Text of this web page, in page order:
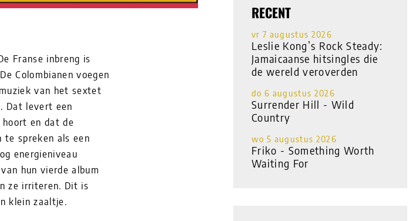
Franse inbreng is
Colombianen voegen
van het sextet
Dat levert een
en dat de
te spreken als een
energieniveau
hun vierde album
ze irriteren. Dit is
klein zaaltje.
RECENT
vr 7 augustus 2026
Leslie Kong’s Rock Steady:
Jamaicaanse hitsingles die
de wereld veroverden
do 6 augustus 2026
Surrender Hill - Wild
Country
wo 5 augustus 2026
Friko - Something Worth
Waiting For